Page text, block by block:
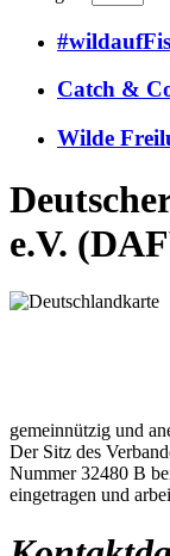
Catch &
Wilde
e.V.
gemeinnützig und
Der Sitz des
Nummer 32480 B
eingetragen und